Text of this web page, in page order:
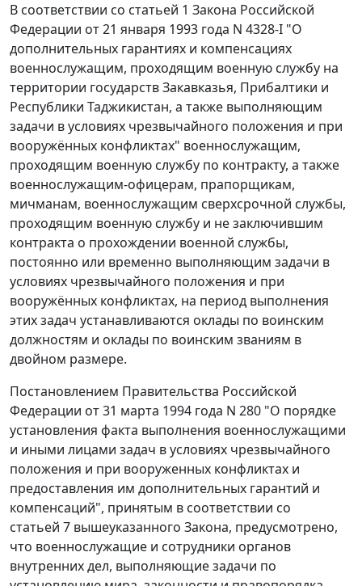
В соответствии со статьей 1 Закона Российской
Федерации от 21 января 1993 года N 4328-I "О
дополнительных гарантиях и компенсациях
военнослужащим, проходящим военную службу на
территории государств Закавказья, Прибалтики и
Республики Таджикистан, а также выполняющим
задачи в условиях чрезвычайного положения и при
вооружённых конфликтах" военнослужащим,
проходящим военную службу по контракту, а также
военнослужащим-офицерам, прапорщикам,
мичманам, военнослужащим сверхсрочной службы,
проходящим военную службу и не заключившим
контракта о прохождении военной службы,
постоянно или временно выполняющим задачи в
условиях чрезвычайного положения и при
вооружённых конфликтах, на период выполнения
этих задач устанавливаются оклады по воинским
должностям и оклады по воинским званиям в
двойном размере.
Постановлением Правительства Российской
Федерации от 31 марта 1994 года N 280 "О порядке
установления факта выполнения военнослужащими
и иными лицами задач в условиях чрезвычайного
положения и при вооруженных конфликтах и
предоставления им дополнительных гарантий и
компенсаций", принятым в соответствии со
статьей 7 вышеуказанного Закона, предусмотрено,
что военнослужащие и сотрудники органов
внутренних дел, выполняющие задачи по